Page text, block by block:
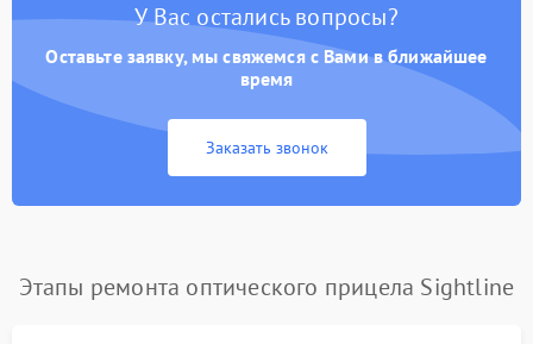
У Вас остались вопросы?
Оставьте заявку, мы свяжемся с Вами в ближайшее
время
Заказать звонок
Этапы ремонта оптического прицела Sightline